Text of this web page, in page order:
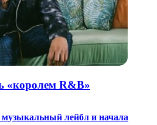
«королем R&B»
лейбл и начала